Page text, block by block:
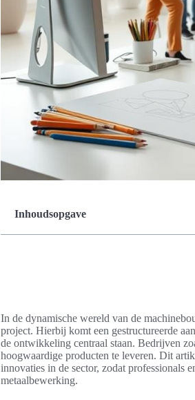
Inhoudsopgave
In de dynamische wereld van de
project. Hierbij komt een gestructureerde
de ontwikkeling centraal staan. Bedrijven
hoogwaardige producten te leveren. Dit
innovaties in de sector, zodat professionals
metaalbewerking.